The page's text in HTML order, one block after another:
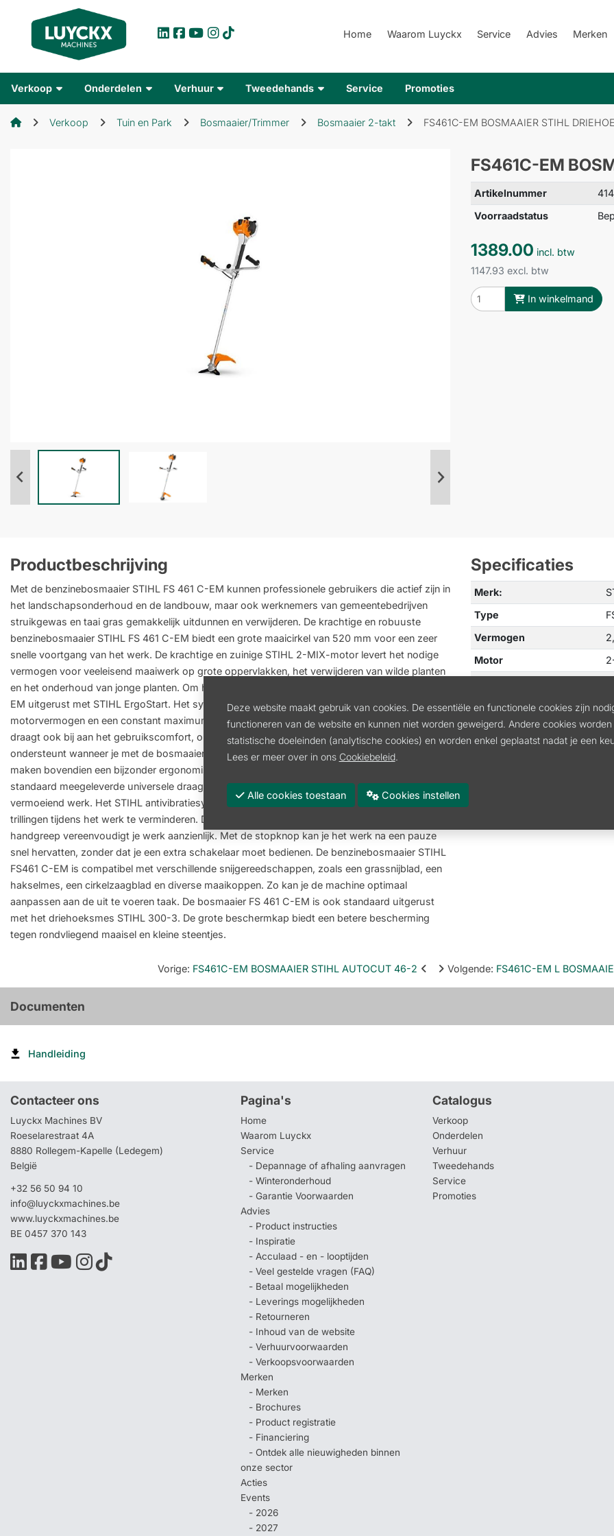
Home Waarom Luyckx Service Advies Merken
Verkoop Onderdelen Verhuur Tweedehands Service Promoties
Verkoop Tuin en Park Bosmaaier/Trimmer Bosmaaier 2-takt FS461C-EM BOSMAAIER STIHL
FS461C-EM
Artikelnummer
Voorraadstatus
1389.00 incl. btw
1147.93 excl. btw
In winkelmand
Productbeschrijving
Met de benzinebosmaaier STIHL FS 461 C-EM kunnen professionele gebruikers die actief zijn in
het landschapsonderhoud en de landbouw, maar ook werknemers van gemeentebedrijven
struikgewas en taai gras gemakkelijk uitdunnen en verwijderen. De krachtige en robuuste
benzinebosmaaier STIHL FS 461 C-EM biedt een grote maaicirkel van 520 mm voor een zeer
snelle voortgang van het werk. De krachtige en zuinige STIHL 2-MIX-motor levert het nodige
vermogen voor veeleisend maaiwerk op grote oppervlakken, het verwijderen van wilde planten
en het onderhoud van jonge planten. Om het starten te vereenvoudigen, is de STIHL FS 461 C-
EM uitgerust met STIHL ErgoStart. Het systeem STIHL M-Tronic 3.0 zorgt voor een optimaal
motorvermogen en een constant maximum toerental. De ergonomische dubbele handgreep
draagt ook bij aan het gebruikscomfort, omdat hij een natuurlijke beweging van de machine
ondersteunt wanneer je met de bosmaaier werkt. De innovatieve ADVANCE Grip handgrepen
maken bovendien een bijzonder ergonomische en intuïtieve werkervaring mogelijk. De
standaard meegeleverde universele draaggordel STIHL ADVANCE zorgt voor minder
vermoeiend werk. Het STIHL antivibratiesysteem spaart je spieren en je gewrichten door de
trillingen tijdens het werk te verminderen. De met één hand te bedienen multifunctionele
handgreep vereenvoudigt je werk aanzienlijk. Met de stopknop kan je het werk na een pauze
snel hervatten, zonder dat je een extra schakelaar moet bedienen. De benzinebosmaaier STIHL
FS461 C-EM is compatibel met verschillende snijgereedschappen, zoals een grassnijblad, een
hakselmes, een cirkelzaagblad en diverse maaikoppen. Zo kan je de machine optimaal
aanpassen aan de uit te voeren taak. De bosmaaier FS 461 C-EM is ook standaard uitgerust
met het driehoeksmes STIHL 300-3. De grote beschermkap biedt een betere bescherming
tegen rondvliegend maaisel en kleine steentjes.
Specificaties
Merk:
Type
Vermogen
Motor
Gewicht
Handgreep
Vorige: FS461C-EM BOSMAAIER STIHL AUTOCUT 46-2 Volgende: FS461C-EM L
Documenten
Handleiding
Contacteer ons
Luyckx Machines BV
Roeselarestraat 4A
8880 Rollegem-Kapelle (Ledegem)
België
+32 56 50 94 10
info@luyckxmachines.be
www.luyckxmachines.be
BE 0457 370 143
Pagina's
Home
Waarom Luyckx
Service
- Depannage of afhaling aanvragen
- Winteronderhoud
- Garantie Voorwaarden
Advies
- Product instructies
- Inspiratie
- Acculaad - en - looptijden
- Veel gestelde vragen (FAQ)
- Betaal mogelijkheden
- Leverings mogelijkheden
- Retourneren
- Inhoud van de website
- Verhuurvoorwaarden
- Verkoopsvoorwaarden
Merken
- Merken
- Brochures
- Product registratie
- Financiering
- Ontdek alle nieuwigheden binnen
onze sector
Acties
Events
- 2026
- 2027
Catalogus
Verkoop
Onderdelen
Verhuur
Tweedehands
Service
Promoties
Deze website maakt gebruik van cookies. De essentiële en functionele cookies zijn
functioneren van de website en kunnen niet worden geweigerd. Andere cookies
statistische doeleinden (analytische cookies) en worden enkel geplaatst nadat je een
Lees er meer over in ons Cookiebeleid.
Alle cookies toestaan Cookies instellen